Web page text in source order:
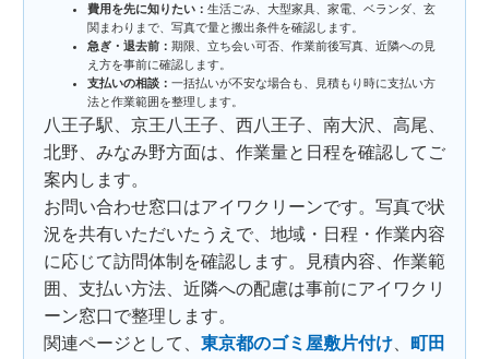
費用を先に知りたい： 生活ごみ、大型家具、家電、ベランダ、玄
関まわりまで、写真で量と搬出条件を確認します。
急ぎ・退去前： 期限、立ち会い可否、作業前後写真、近隣への見
え方を事前に確認します。
支払いの相談： 一括払いが不安な場合も、見積もり時に支払い方
法と作業範囲を整理します。
八王子駅、京王八王子、西八王子、南大沢、高尾、
北野、みなみ野方面は、作業量と日程を確認してご
案内します。
お問い合わせ窓口はアイワクリーンです。写真で状
況を共有いただいたうえで、地域・日程・作業内容
に応じて訪問体制を確認します。見積内容、作業範
囲、支払い方法、近隣への配慮は事前にアイワクリ
ーン窓口で整理します。
関連ページとして、 東京都のゴミ屋敷片付け
町田